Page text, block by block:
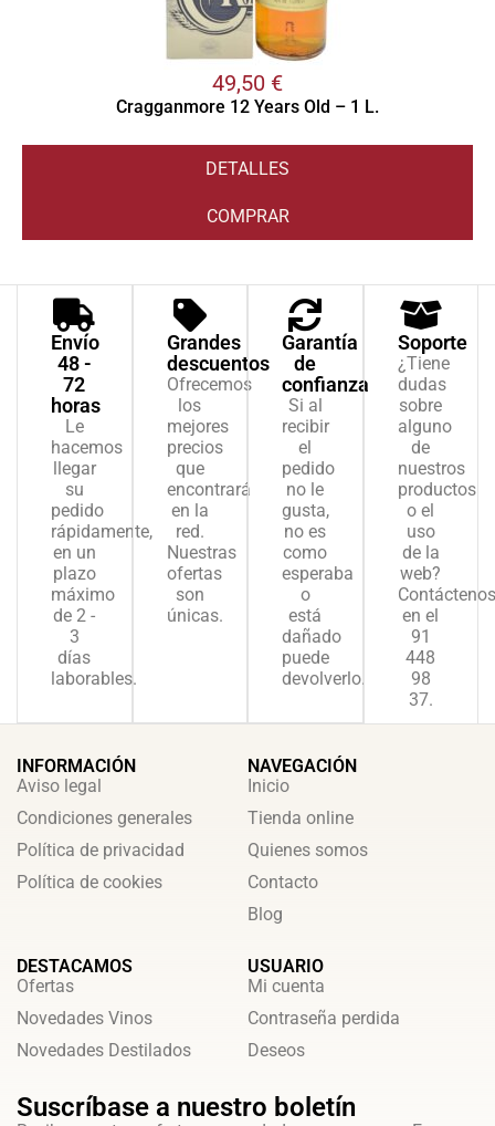
49,50 €
Cragganmore 12 Years Old – 1 L.
DETALLES
COMPRAR
Envío
48 -
72
horas
Le
hacemos
llegar
su
pedido
rápidamente,
en un
plazo
máximo
de 2 -
3
días
laborables.
Grandes
descuentos
Ofrecemos
los
mejores
precios
que
encontrará
en la
red.
Nuestras
ofertas
son
únicas.
Garantía
de
confianza
Si al
recibir
el
pedido
no le
gusta,
no es
como
esperaba
o
está
dañado
puede
devolverlo.
Soporte
¿Tiene
dudas
sobre
alguno
de
nuestros
productos
o el
uso
de la
web?
Contáctenos
en el
91
448
98
37.
INFORMACIÓN
Aviso legal
Condiciones generales
Política de privacidad
Política de cookies
NAVEGACIÓN
Inicio
Tienda online
Quienes somos
Contacto
Blog
DESTACAMOS
Ofertas
Novedades Vinos
Novedades Destilados
USUARIO
Mi cuenta
Contraseña perdida
Deseos
Suscríbase a nuestro boletín